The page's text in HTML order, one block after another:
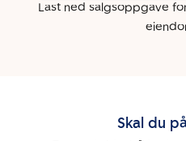
Last ned salgsoppgave
Skal du